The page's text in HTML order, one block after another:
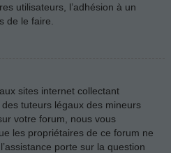
utilisateurs, l’adhésion à un
de le faire.
sites internet collectant
tuteurs légaux des mineurs
votre forum, nous vous
les propriétaires de ce forum ne
porte sur la question